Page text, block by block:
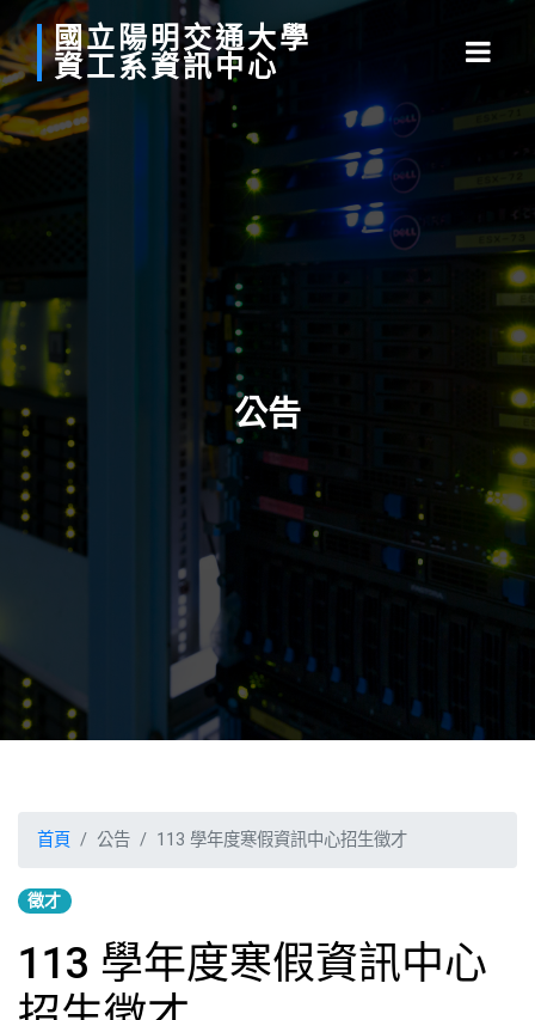
國立 陽明交通大學
資工系資訊中心
公告
首頁 公告 113 學年度寒假資訊中心招生徵才
徵才
113 學年度寒假資訊中心